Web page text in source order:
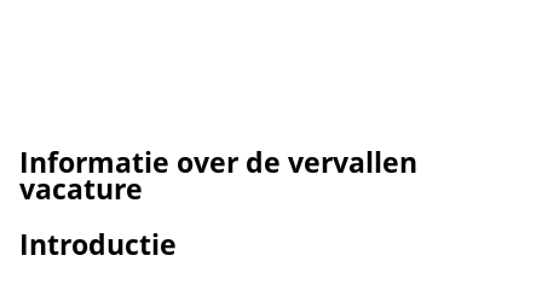
Informatie over de vervallen
vacature
Introductie